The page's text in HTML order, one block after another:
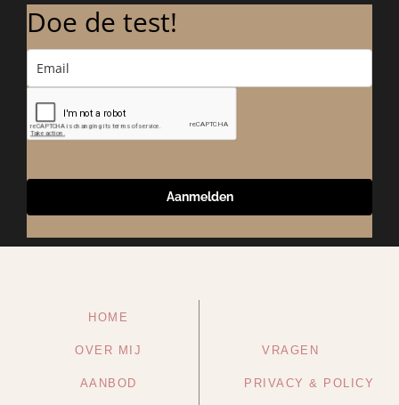
Doe de test!
Aanmelden
HOME
OVER MIJ
AANBOD
VRAGEN
PRIVACY & POLICY